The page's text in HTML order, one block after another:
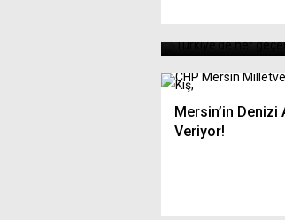
Mersin’in Denizi
Veriyor!